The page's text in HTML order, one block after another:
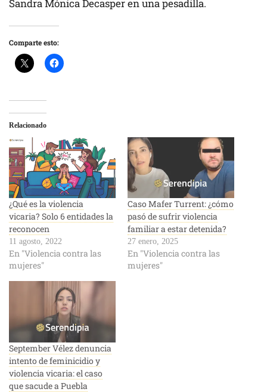
Sandra Mónica Decasper en una pesadilla.
Comparte esto:
Relacionado
¿Qué es la violencia
vicaria? Solo 6 entidades la
reconocen
11 agosto, 2022
En "Violencia contra las
mujeres"
Caso Mafer Turrent: ¿cómo
pasó de sufrir violencia
familiar a estar detenida?
27 enero, 2025
En "Violencia contra las
mujeres"
September Vélez denuncia
intento de feminicidio y
violencia vicaria: el caso
que sacude a Puebla